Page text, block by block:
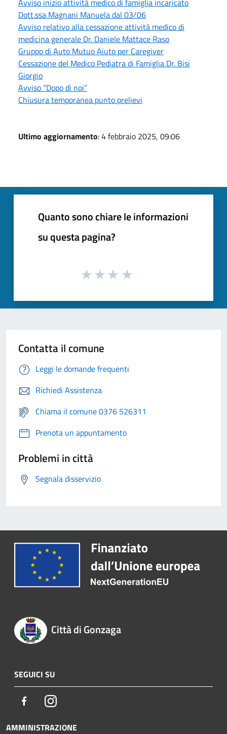
Dott.ssa Magnani Manuela dal 03/06
Avviso relativo alla cessazione attività medico di
medicina generale Dr. Daniele Mattace Raso
Gruppo di Auto Mutuo Aiuto per Caregiver
Cessazione del Medico Pediatra di Famiglia Dr. Bisi
Giorgio
Avviso “Dopo di noi”
Chiusura temporanea punto prelievi
Ultimo aggiornamento: 4 febbraio 2025, 09:06
Quanto sono chiare le informazioni
su questa pagina?
Contatta il comune
Leggi le domande frequenti
Richiedi Assistenza
Chiama il comune 0376 526311
Prenota un appuntamento
Problemi in città
Segnala disservizio
Città di Gonzaga
SEGUICI SU
FacebookInstagram
AMMINISTRAZIONE